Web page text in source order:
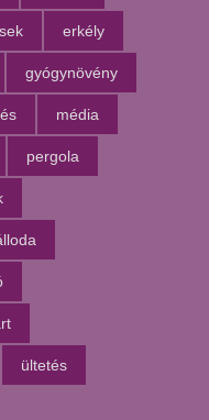
erkély
gyógynövény
média
pergola
ültetés